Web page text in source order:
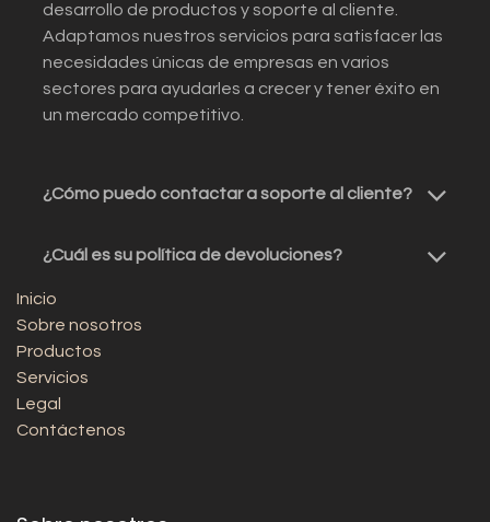
desarrollo de productos y soporte al cliente.
Adaptamos nuestros servicios para satisfacer las
necesidades únicas de empresas en varios
sectores para ayudarles a crecer y tener éxito en
un mercado competitivo.
¿Cómo puedo contactar a soporte al cliente?
¿Cuál es su política de devoluciones?
Inicio
Sobre nosotros
Productos
Servicios
Legal
Contáctenos